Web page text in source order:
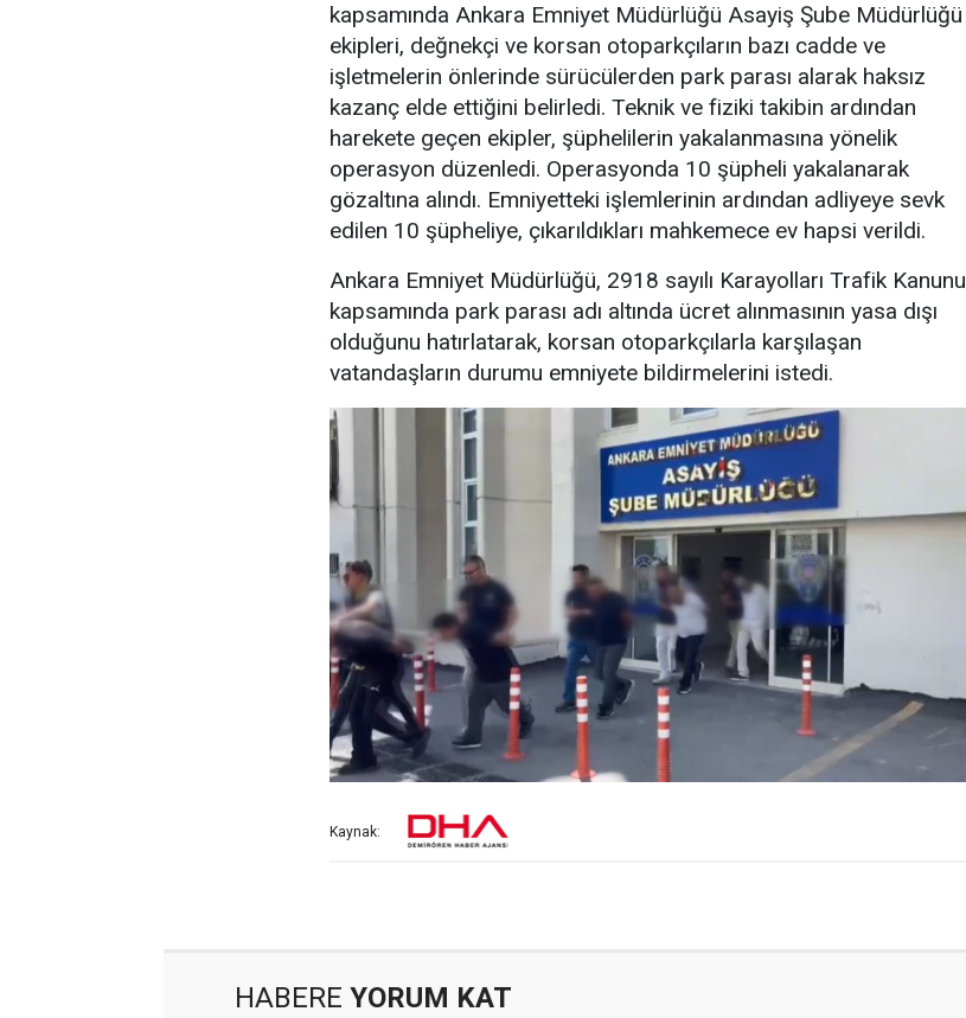
kapsamında Ankara Emniyet Müdürlüğü Asayiş Şube Müdürlüğü
ekipleri, değnekçi ve korsan otoparkçıların bazı cadde ve
işletmelerin önlerinde sürücülerden park parası alarak haksız
kazanç elde ettiğini belirledi. Teknik ve fiziki takibin ardından
harekete geçen ekipler, şüphelilerin yakalanmasına yönelik
operasyon düzenledi. Operasyonda 10 şüpheli yakalanarak
gözaltına alındı. Emniyetteki işlemlerinin ardından adliyeye sevk
edilen 10 şüpheliye, çıkarıldıkları mahkemece ev hapsi verildi.
Ankara Emniyet Müdürlüğü, 2918 sayılı Karayolları Trafik Kanunu
kapsamında park parası adı altında ücret alınmasının yasa dışı
olduğunu hatırlatarak, korsan otoparkçılarla karşılaşan
vatandaşların durumu emniyete bildirmelerini istedi.
Kaynak:
HABERE YORUM KAT